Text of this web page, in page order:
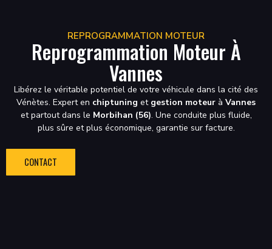
REPROGRAMMATION MOTEUR
Reprogrammation Moteur À
Vannes
Libérez le véritable potentiel de votre véhicule dans la cité des
Vénètes. Expert en chiptuning et gestion moteur à Vannes
et partout dans le Morbihan (56). Une conduite plus fluide,
plus sûre et plus économique, garantie sur facture.
CONTACT